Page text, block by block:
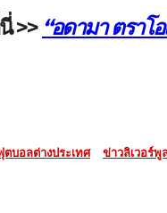
>> “อดามา ตราโ
ตบอลต่างประเทศ ข่าวลิเวอร์พู